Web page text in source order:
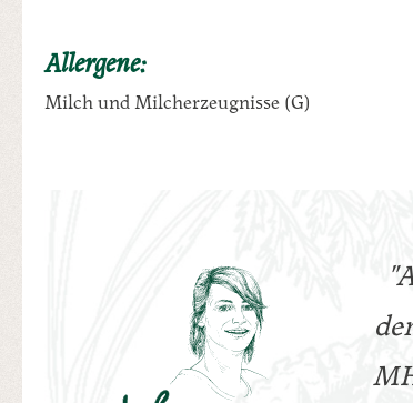
Allergene:
Milch und Milcherzeugnisse (G)